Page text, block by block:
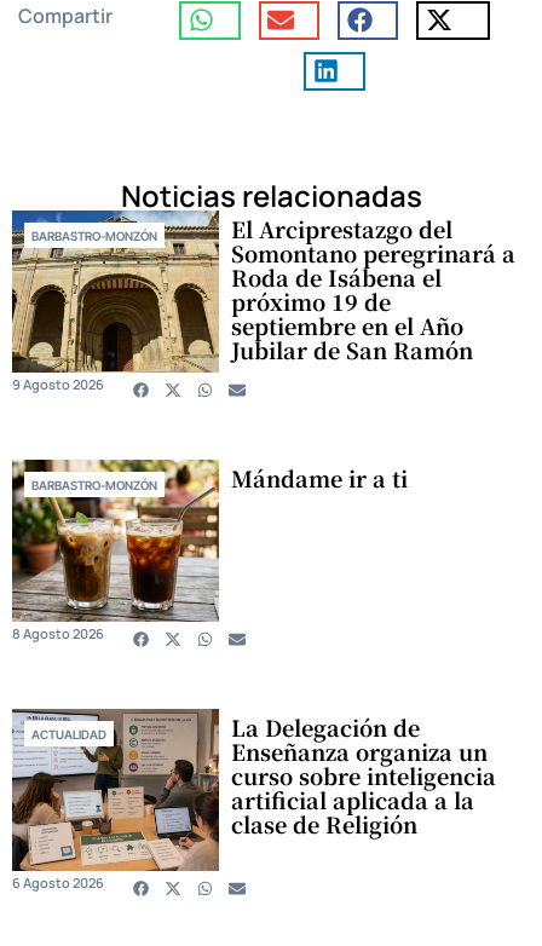
Compartir
Noticias relacionadas
BARBASTRO-MONZÓN El Arciprestazgo del
Somontano peregrinará a
Roda de Isábena el
próximo 19 de
septiembre en el Año
Jubilar de San Ramón
9 Agosto 2026
BARBASTRO-MONZÓN Mándame ir a ti
8 Agosto 2026
ACTUALIDAD La Delegación de
Enseñanza organiza un
curso sobre inteligencia
artificial aplicada a la
clase de Religión
6 Agosto 2026